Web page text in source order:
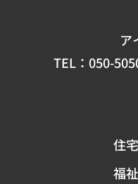
ア
TEL： 050-
住
福